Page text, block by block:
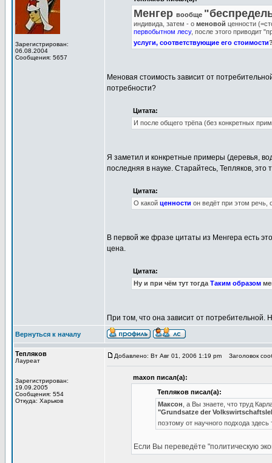
Зарегистрирован:
06.08.2004
Сообщения: 5657
Менгер вообще
индивида, затем - о меновой ценности
первобытном лесу, после этого приводит
услуги, соответствующие его стоимости
Меновая стоимость зависит от
потребности?
Цитата:
И после общего трёпа (без конкретных
Я заметил и конкретные примеры (деревья,
последняя в науке. Старайтесь, Тепляков, это
Цитата:
О какой ценности он ведёт при этом речь,
В первой же фразе цитаты из Менгера есть
цена.
Цитата:
Ну и при чём тут тогда Таким образом
При том, что она зависит от потребительной.
Вернуться к началу
Тепляков
Лауреат
Зарегистрирован:
19.09.2005
Сообщения: 554
Откуда: Харьков
Добавлено: Вт Авг 01, 2006 1:19 pm Заголовок
maxon писал(а):
Тепляков писал(а):
Максон , а Вы знаете, что труд
"Grundsatze der
поэтому от научного подхода здесь
Если Вы переведёте "политическую